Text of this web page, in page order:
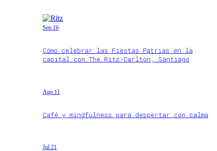
Sep 16
Cómo celebrar las Fiestas Patrias en la
capital con The Ritz-Carlton, Santiago
Ago 11
Café y mindfulness para despertar con calma
Jul 21